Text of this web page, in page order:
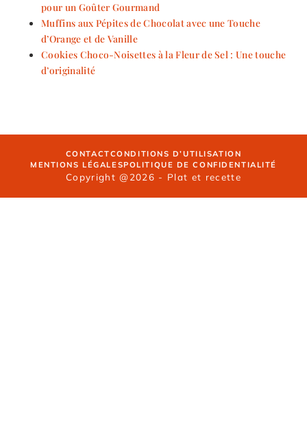
pour un Goûter Gourmand
Muffins aux Pépites de Chocolat avec une Touche
d’Orange et de Vanille
Cookies Choco-Noisettes à la Fleur de Sel : Une touche
d’originalité
CONTACTCONDITIONS D’UTILISATION
MENTIONS LÉGALESPOLITIQUE DE CONFIDENTIALITÉ
Copyright @2026 - Plat et recette